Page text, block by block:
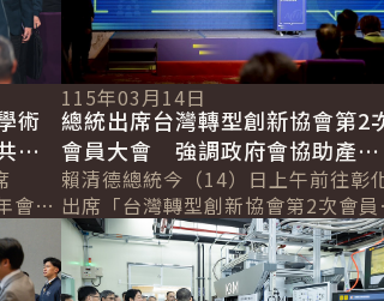
術
同
會晚
務
夥伴
115年03月14日
總統出席台灣轉型創新協會第2
會員大會 強調政府會協助產業
轉型升級 提升百工百業競爭力
賴清德總統今（14）日上午前往彰
出席「台灣轉型創新協會第2次會員
會暨第5次理監事會議」時表示，臺
超過170萬家中小微企業，為臺灣提
供強...
詳細內容